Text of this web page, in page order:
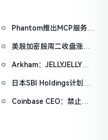
Phantom推出MCP服务
易、报价互换、转移代币
美股加密股周二收盘涨跌
GEMI大跌12.9%
Arkham：JELLYJELLY未
团体试图操纵币价
日本SBI Holdings计划收
Coinhako的多数股权
Coinbase CEO：禁止向